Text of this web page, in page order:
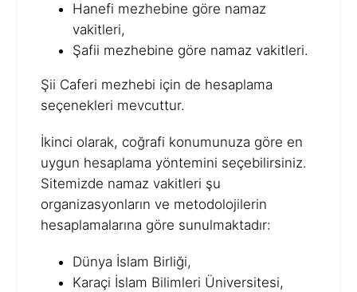
Hanefi mezhebine göre namaz
vakitleri,
Şafii mezhebine göre namaz vakitleri.
Şii Caferi mezhebi için de hesaplama
seçenekleri mevcuttur.
İkinci olarak, coğrafi konumunuza göre en
uygun hesaplama yöntemini seçebilirsiniz.
Sitemizde namaz vakitleri şu
organizasyonların ve metodolojilerin
hesaplamalarına göre sunulmaktadır:
Dünya İslam Birliği,
Karaçi İslam Bilimleri Üniversitesi,